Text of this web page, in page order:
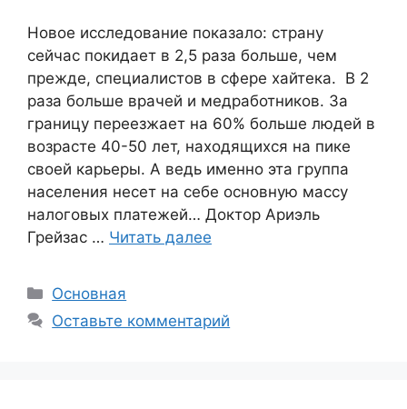
Новое исследование показало: страну
сейчас покидает в 2,5 раза больше, чем
прежде, специалистов в сфере хайтека. В 2
раза больше врачей и медработников. За
границу переезжает на 60% больше людей в
возрасте 40-50 лет, находящихся на пике
своей карьеры. А ведь именно эта группа
населения несет на себе основную массу
налоговых платежей… Доктор Ариэль
Грейзас … Читать далее
Рубрики
Основная
Оставьте комментарий